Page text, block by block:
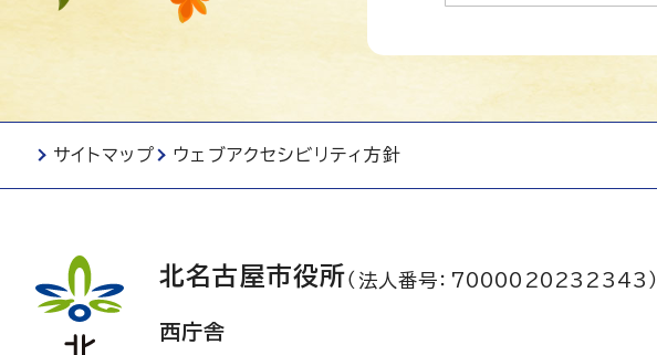
サイトマップ ウェブアクセシビリティ方針
北名古屋市役所（法人番号：7000020232343）
西庁舎